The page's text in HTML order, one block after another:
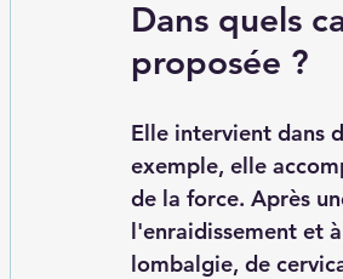
Dans quels
proposée ?
Elle intervient dans
exemple, elle
de la force. Après
l'enraidissement et
lombalgie, de